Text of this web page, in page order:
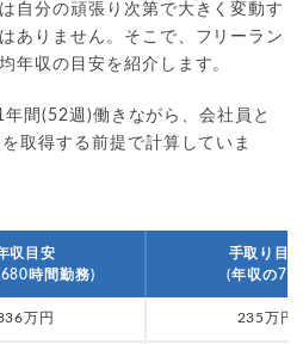
自分の頑張り次第で大きく変動す
ありません。そこで、フリーラン
年収の目安を紹介します。
間(52週)働きながら、会社員と
取得する前提で計算していま
収目安
時間勤務)
手取り目
(年収の7
万円 235万円